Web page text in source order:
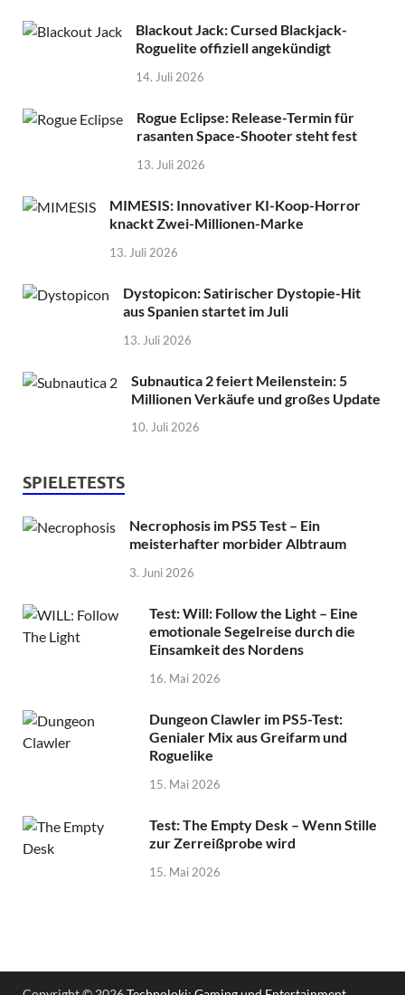
Blackout Jack: Cursed Blackjack-
Roguelite offiziell angekündigt
14. Juli 2026
Rogue Eclipse: Release-Termin für
rasanten Space-Shooter steht fest
13. Juli 2026
MIMESIS: Innovativer KI-Koop-Horror
knackt Zwei-Millionen-Marke
13. Juli 2026
Dystopicon: Satirischer Dystopie-Hit
aus Spanien startet im Juli
13. Juli 2026
Subnautica 2 feiert Meilenstein: 5
Millionen Verkäufe und großes Update
10. Juli 2026
SPIELETESTS
Necrophosis im PS5 Test – Ein
meisterhafter morbider Albtraum
3. Juni 2026
Test: Will: Follow the Light – Eine
emotionale Segelreise durch die
Einsamkeit des Nordens
16. Mai 2026
Dungeon Clawler im PS5-Test:
Genialer Mix aus Greifarm und
Roguelike
15. Mai 2026
Test: The Empty Desk – Wenn Stille
zur Zerreißprobe wird
15. Mai 2026